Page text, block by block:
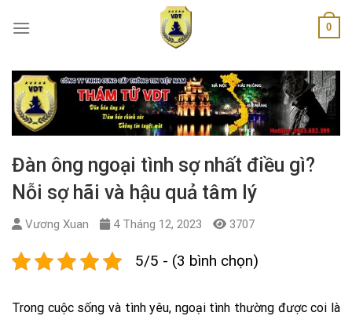
0
Đàn ông ngoại tình sợ nhất điều gì?
Nỗi sợ hãi và hậu quả tâm lý
Vương Xuan 4 Tháng 12, 2023 3707
5/5 - (3 bình chọn)
Trong cuộc sống và tình yêu, ngoại tình thường được coi là